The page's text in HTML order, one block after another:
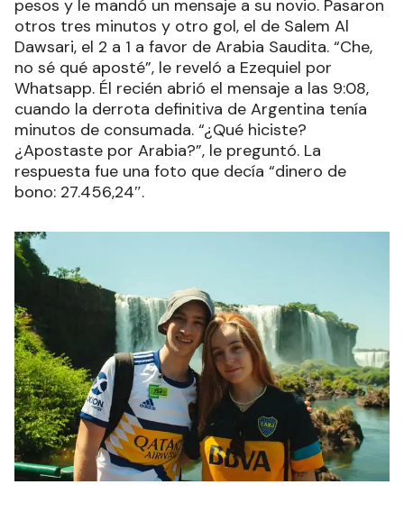
pesos y le mandó un mensaje a su novio. Pasaron
otros tres minutos y otro gol, el de Salem Al
Dawsari, el 2 a 1 a favor de Arabia Saudita. “Che,
no sé qué aposté”, le reveló a Ezequiel por
Whatsapp. Él recién abrió el mensaje a las 9:08,
cuando la derrota definitiva de Argentina tenía
minutos de consumada. “¿Qué hiciste?
¿Apostaste por Arabia?”, le preguntó. La
respuesta fue una foto que decía “dinero de
bono: 27.456,24″.